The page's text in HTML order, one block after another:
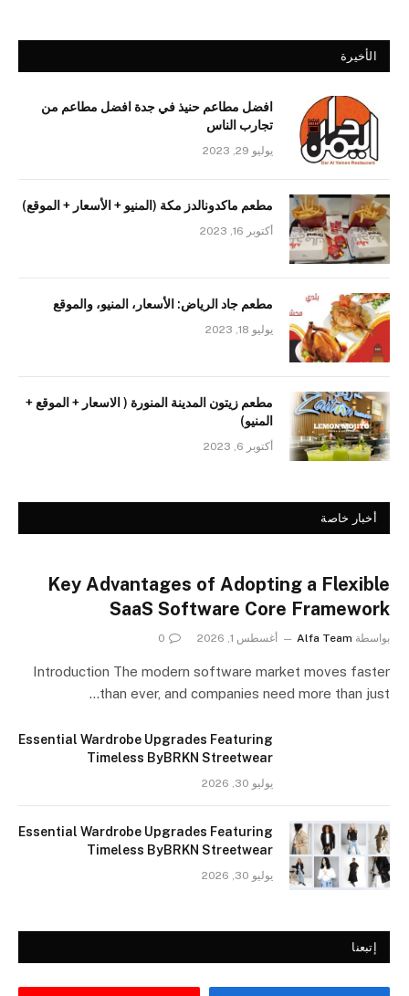
الأخيرة
افضل مطاعم حنيذ في جدة افضل مطاعم من
تجارب الناس
يوليو 29, 2023
مطعم ماكدونالدز مكة (المنيو + الأسعار + الموقع)
أكتوبر 16, 2023
مطعم جاد الرياض: الأسعار، المنيو، والموقع
يوليو 18, 2023
مطعم زيتون المدينة المنورة ( الاسعار + الموقع +
المنيو)
أكتوبر 6, 2023
أخبار خاصة
Key Advantages of Adopting a Flexible
SaaS Software Core Framework
بواسطة Alfa Team أغسطس 1, 2026 0
Introduction The modern software market moves faster
than ever, and companies need more than just…
Essential Wardrobe Upgrades Featuring
Timeless ByBRKN Streetwear
يوليو 30, 2026
Essential Wardrobe Upgrades Featuring
Timeless ByBRKN Streetwear
يوليو 30, 2026
إتبعنا